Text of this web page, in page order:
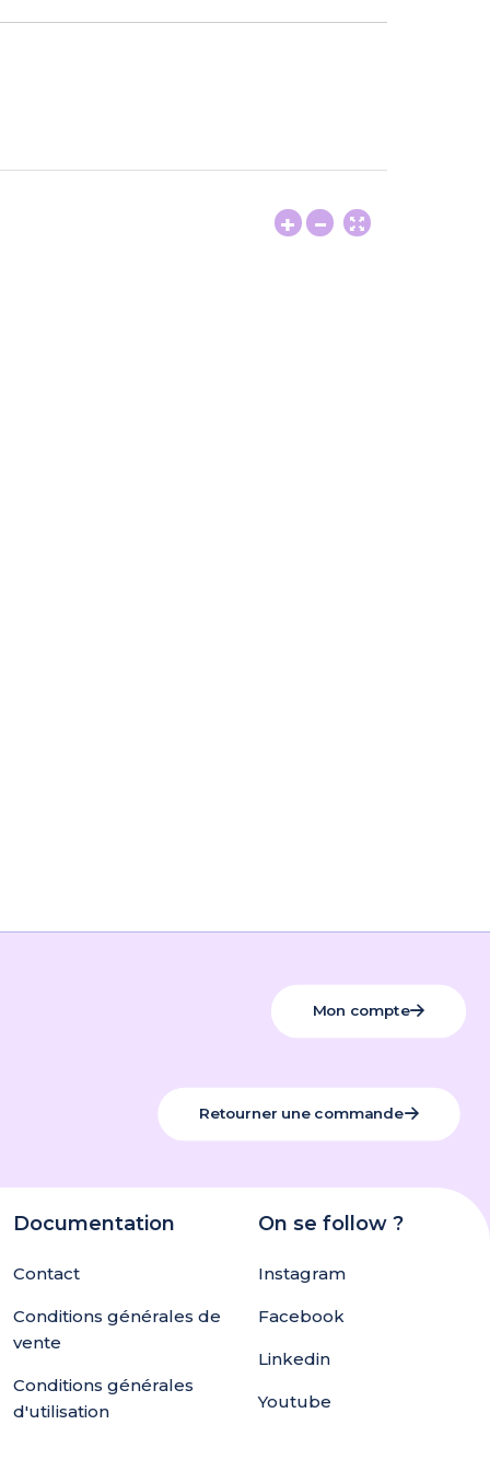
Mon compte
Retourner une commande
Documentation
Contact
Conditions générales de
vente
Conditions générales
d'utilisation
On se follow ?
Instagram
Facebook
Linkedin
Youtube